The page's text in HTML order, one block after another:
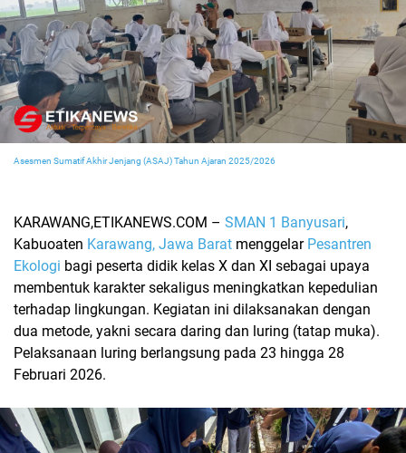
Asesmen Sumatif Akhir Jenjang (ASAJ) Tahun Ajaran 2025/2026
KARAWANG,ETIKANEWS.COM – SMAN 1 Banyusari,
Kabuoaten Karawang, Jawa Barat menggelar Pesantren
Ekologi bagi peserta didik kelas X dan XI sebagai upaya
membentuk karakter sekaligus meningkatkan kepedulian
terhadap lingkungan. Kegiatan ini dilaksanakan dengan
dua metode, yakni secara daring dan luring (tatap muka).
Pelaksanaan luring berlangsung pada 23 hingga 28
Februari 2026.